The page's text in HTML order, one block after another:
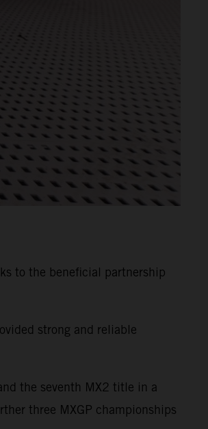
to the beneficial partnership
strong and reliable
the seventh MX2 title in a
three MXGP championships